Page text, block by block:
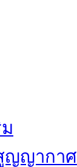
ญญากาศ